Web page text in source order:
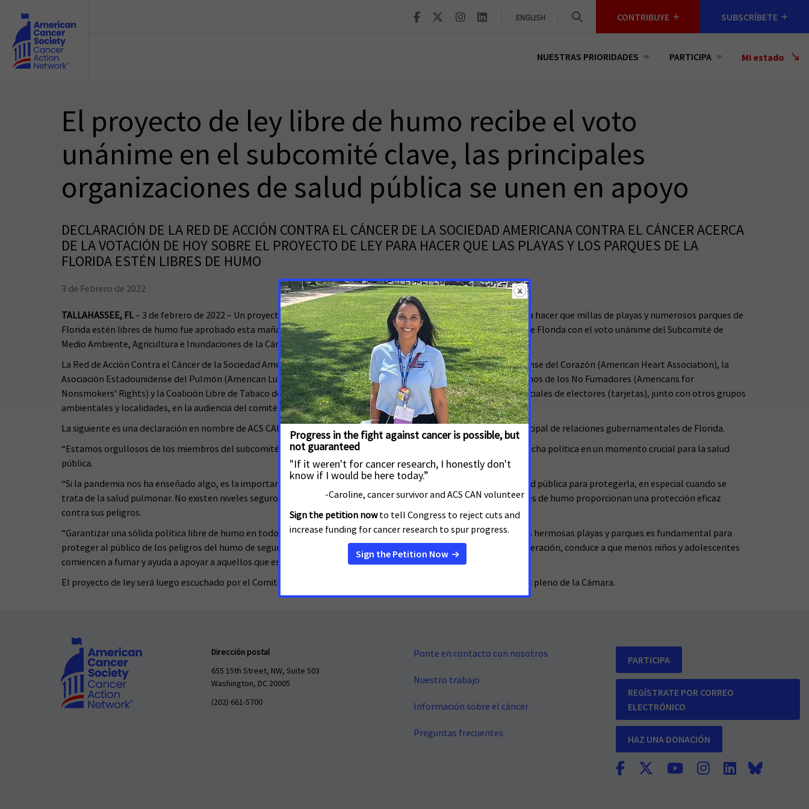
ENGLISH CONTRIBUYE SUBSCRÍBETE
NUESTRAS PRIORIDADES PARTICIPA Mi estado
Select
El proyecto de ley libre de humo recibe el voto
unánime en el subcomité clave, las principales
organizaciones de salud pública se unen en apoyo
DECLARACIÓN DE LA RED DE ACCIÓN CONTRA EL CÁNCER DE LA SOCIEDAD AMERICANA CONTRA EL CÁNCER ACERCA
DE LA VOTACIÓN DE HOY SOBRE EL PROYECTO DE LEY PARA HACER QUE LAS PLAYAS Y LOS PARQUES DE LA
FLORIDA ESTÉN LIBRES DE HUMO
3 de Febrero de 2022
TALLAHASSEE, FL– 3 de febrero de 2022 – Un proyecto de ley de la Cámara de Representantes (HB) 105 destinado a hacer que millas de playas y numerosos parques de
Florida estén libres de humo fue aprobado esta mañana por un subcomité clave de la Cámara de Representantes de Florida con el voto unánime del Subcomité de
Medio Ambiente, Agricultura e Inundaciones de la Cámara.
La Red de Acción Contra el Cáncer de la Sociedad Americana Contra el Cáncer (ACS CAN), la Asociación Estadounidense del Corazón (American Heart Association), la
Asociación Estadounidense del Pulmón (American Lung Association) y la Fundación Estadounidenses por los Derechos de los No Fumadores (Americans for
Nonsmokers’ Rights) y la Coalición Libre de Tabaco de Florida (Florida Tobacco-free Coalition) presentaron credenciales de electores (tarjetas), junto con otros grupos
ambientales y localidades, en la audiencia del comité en apoyo de la legislación.
La siguiente es una declaración en nombre de ACS CAN en reacción y se puede atribuir a Susan Harbin, directora principal de relaciones gubernamentales de Florida.
“Estamos orgullosos de los miembros del subcomité de la Cámara por dar un paso fundamental para garantizar dicha política en un momento crucial para la salud
pública.
“Si la pandemia nos ha enseñado algo, es la importancia de la salud respiratoria y el rol que juega la política de salud pública para protegerla, en especial cuando se
trata de la salud pulmonar. No existen niveles seguros de exposición al humo de segunda mano y solo las leyes libres de humo proporcionan una protección eficaz
contra sus peligros.
“Garantizar una sólida política libre de humo en todo el estado que incluya áreas públicas populares como nuestras hermosas playas y parques es fundamental para
proteger al público de los peligros del humo de segunda mano. Además, establece un ejemplo para la próxima generación, conduce a que menos niños y adolescentes
comiencen a fumar y ayuda a apoyar a aquellos que están tratando de dejar de fumar”.
El proyecto de ley será luego escuchado por el Comité de Salud y Servicios Humanos de la Cámara antes de llegar al pleno de la Cámara.
Dirección postal
655 15th Street, NW, Suite 503
Washington, DC 20005
(202) 661-5700
Ponte en contacto con nosotros
Nuestro trabajo
Información sobre el cáncer
Preguntas frecuentes
PARTICIPA
REGÍSTRATE POR CORREO
ELECTRÓNICO
HAZ UNA DONACIÓN